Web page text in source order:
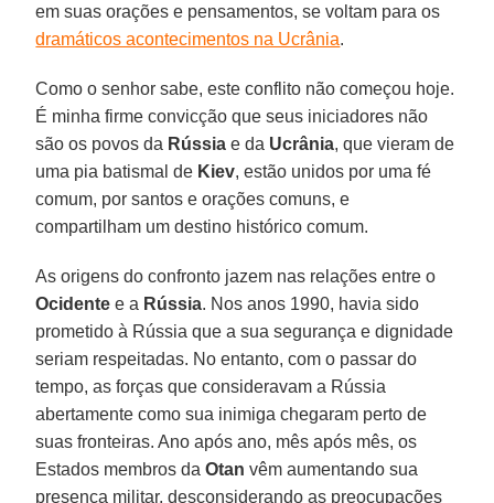
em suas orações e pensamentos, se voltam para os
dramáticos acontecimentos na Ucrânia.
Como o senhor sabe, este conflito não começou hoje.
É minha firme convicção que seus iniciadores não
são os povos da Rússia e da Ucrânia, que vieram de
uma pia batismal de Kiev, estão unidos por uma fé
comum, por santos e orações comuns, e
compartilham um destino histórico comum.
As origens do confronto jazem nas relações entre o
Ocidente e a Rússia. Nos anos 1990, havia sido
prometido à Rússia que a sua segurança e dignidade
seriam respeitadas. No entanto, com o passar do
tempo, as forças que consideravam a Rússia
abertamente como sua inimiga chegaram perto de
suas fronteiras. Ano após ano, mês após mês, os
Estados membros daOtan vêm aumentando sua
presença militar, desconsiderando as preocupações